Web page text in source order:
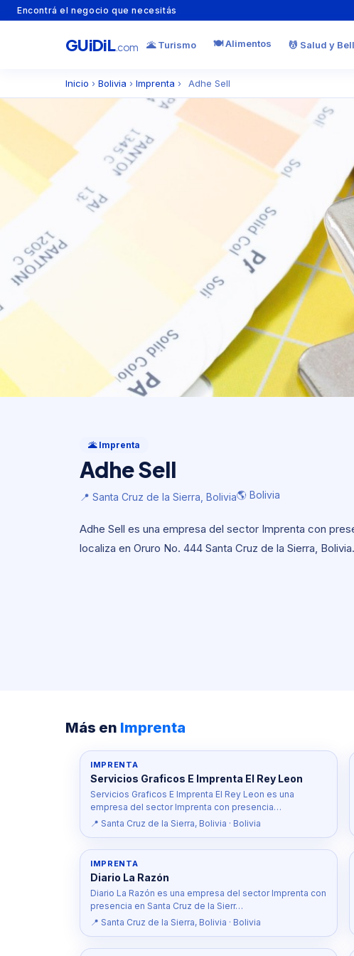
Encontrá el negocio que necesitás
GUiDiL.com 🌋 Turismo 🍽️ Alimentos 💆 Salud y
Inicio › Bolivia › Imprenta › Adhe Sell
Adhe Sell
🌎 Bolivia
🌋 Imprenta
Adhe Sell
📍 Santa Cruz de la Sierra, Bolivia🌎 Bolivia
Adhe Sell es una empresa del sector Imprenta con
localiza en Oruro No. 444 Santa Cruz de la Sierra,
Más en Imprenta
IMPRENTA
Servicios Graficos E Imprenta El Rey Leon
Servicios Graficos E Imprenta El Rey Leon es una
empresa del sector Imprenta con presencia…
📍 Santa Cruz de la Sierra, Bolivia · Bolivia
IMPRENTA
Diario La Razón
Diario La Razón es una empresa del sector Imprenta con
presencia en Santa Cruz de la Sierr…
📍 Santa Cruz de la Sierra, Bolivia · Bolivia